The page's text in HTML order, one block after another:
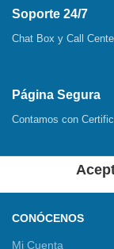
Soporte 24/7
Chat Box y Call
Página Segura
Contamos con
CONÓCENOS
Mi Cuenta